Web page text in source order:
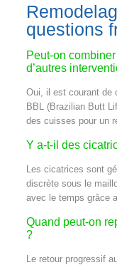
questions
Peut-on
d’autres
Oui, il est courant de
BBL (Brazilian Butt
des cuisses pour un
Y a-t-il des
Les cicatrices sont
discrète sous le
avec le temps grâce
Quand peut-on
?
Le retour progressif